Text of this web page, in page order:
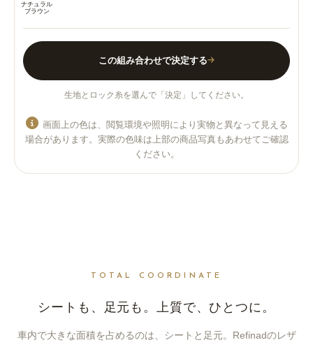
ナチュラル
ブラウン
この組み合わせで決定する
生地とロック糸を選んで「決定」してください。
画面上の色は、閲覧環境や照明により実物と異なって見える
場合があります。実際の色味は上部の商品写真もあわせてご確認
ください。
TOTAL COORDINATE
シートも、足元も。 上質で、ひとつに。
車内で大きな面積を占めるのは、シートと足元。Refinadのレザ